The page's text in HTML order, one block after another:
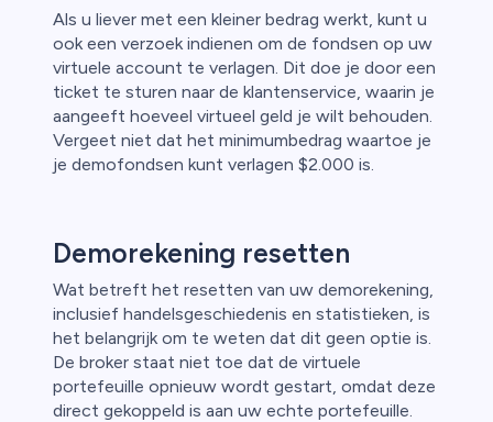
Als u liever met een kleiner bedrag werkt, kunt u
ook een verzoek indienen om de fondsen op uw
virtuele account te verlagen. Dit doe je door een
ticket te sturen naar de klantenservice, waarin je
aangeeft hoeveel virtueel geld je wilt behouden.
Vergeet niet dat het minimumbedrag waartoe je
je demofondsen kunt verlagen $2.000 is.
Demorekening resetten
Wat betreft het resetten van uw demorekening,
inclusief handelsgeschiedenis en statistieken, is
het belangrijk om te weten dat dit geen optie is.
De broker staat niet toe dat de virtuele
portefeuille opnieuw wordt gestart, omdat deze
direct gekoppeld is aan uw echte portefeuille.